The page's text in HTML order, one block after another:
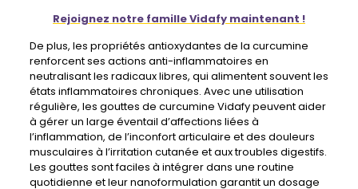
Rejoignez notre famille Vidafy maintenant !
De plus, les propriétés antioxydantes de la curcumine
renforcent ses actions anti-inflammatoires en
neutralisant les radicaux libres, qui alimentent souvent les
états inflammatoires chroniques. Avec une utilisation
régulière, les gouttes de curcumine Vidafy peuvent aider
à gérer un large éventail d’affections liées à
l’inflammation, de l’inconfort articulaire et des douleurs
musculaires à l’irritation cutanée et aux troubles digestifs.
Les gouttes sont faciles à intégrer dans une routine
quotidienne et leur nanoformulation garantit un dosage